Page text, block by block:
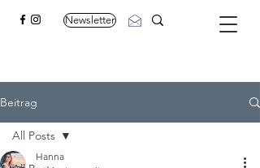
Newsletter
Beitrag
All Posts
Hanna